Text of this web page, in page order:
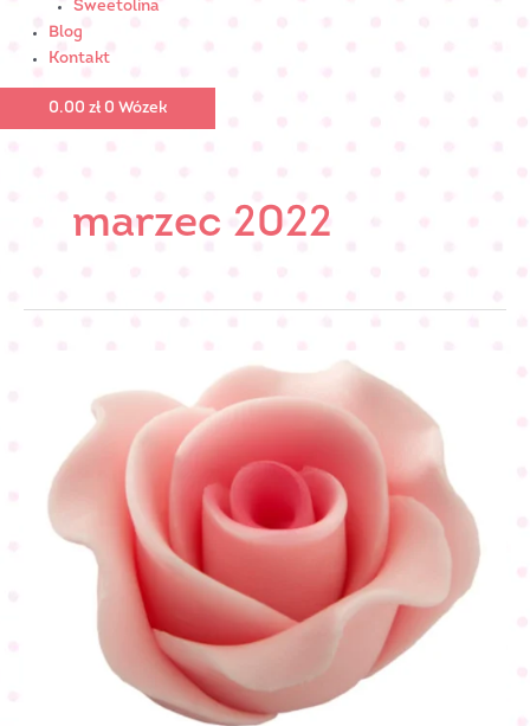
Sweetolina
Blog
Kontakt
0.00 zł 0 Wózek
marzec 2022
cukrowych